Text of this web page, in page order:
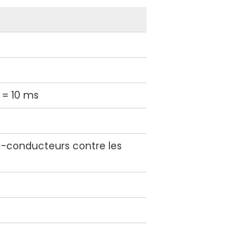
10 ms
conducteurs contre les